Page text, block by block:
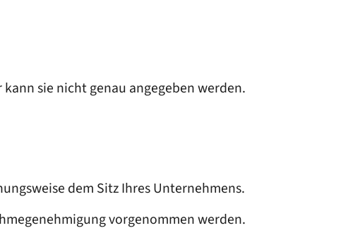
sie nicht genau angegeben werden.
dem Sitz Ihres Unternehmens.
vorgenommen werden.